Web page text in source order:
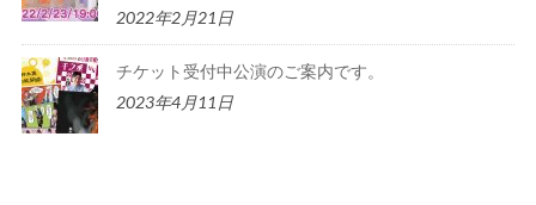
2022年2月21日
チケット受付中公演のご案内です。
2023年4月11日